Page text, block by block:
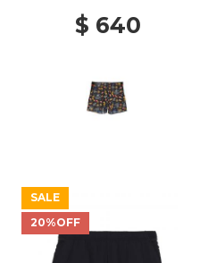
$ 640
SALE
20%OFF